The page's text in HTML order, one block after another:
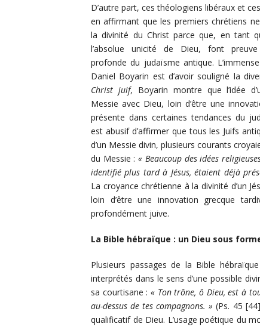
D’autre part, ces théologiens libéraux et
en affirmant que les premiers chrétiens
la divinité du Christ parce que, en tant
l’absolue unicité de Dieu, font preuve
profonde du judaïsme antique.
Daniel Boyarin est d’avoir souligné la
Christ juif, Boyarin montre que l’idée
Messie avec Dieu, loin d’être une
présente dans certaines tendances du
est abusif d’affirmer que tous les Juifs
d’un Messie divin, plusieurs courants
du Messie :« Beaucoup des idées
identifié plus tard à Jésus, étaient déjà
La croyance chrétienne à la divinité d’un
loin d’être une innovation grecque
profondément juive.
La Bible hébraïque : un Dieu sous
Plusieurs passages de la Bible
interprétés dans le sens d’une possible
sa courtisane : « Ton trône, ô Dieu, est à
au-dessus de tes compagnons. » (Ps. 45
qualificatif de Dieu. L’usage poétique du